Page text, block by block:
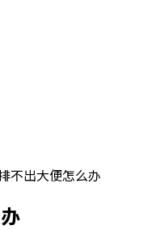
不出大便怎么办